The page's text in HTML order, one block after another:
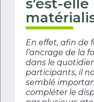
s’est-elle
En effet, afin de
l’ancrage de la
dans le
participants, il
semblé
compléter le